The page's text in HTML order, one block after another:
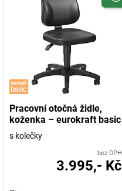
Pracovní otočná židle,
koženka – eurokraft basic
s kolečky
bez DPH
3.995,- Kč